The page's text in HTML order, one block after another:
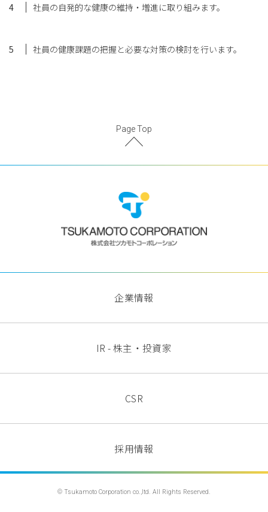
社員の自発的な健康の維持・増進に取り組みます。
社員の健康課題の把握と必要な対策の検討を行います。
Page Top
企業情報
IR - 株主・投資家
CSR
採用情報
© Tsukamoto Corporation co.,ltd. All Rights Reserved.